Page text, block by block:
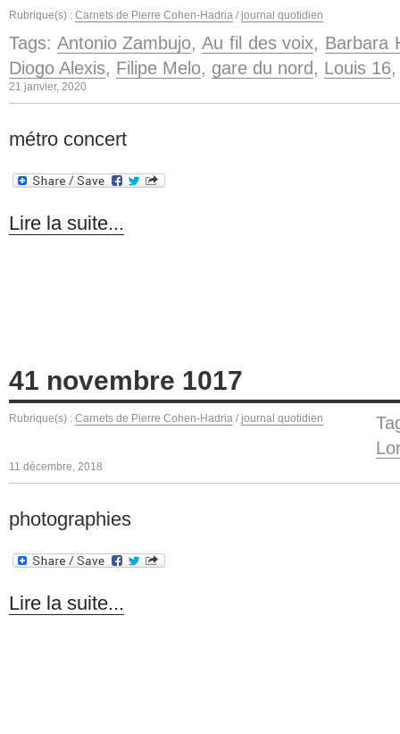
Rubrique(s) : Carnets de Pierre Cohen-Hadria / journal quotidien
Tags: Antonio Zambujo,Au fil des voix, Barbara
Diogo Alexis, Filipe Melo, gare du nord , Louis 16
21 janvier, 2020
métro concert
Lire la suite...
41 novembre 1017
Rubrique(s) : Carnets de Pierre Cohen-Hadria / journal quotidien
11 décembre, 2018
photographies
Lire la suite...